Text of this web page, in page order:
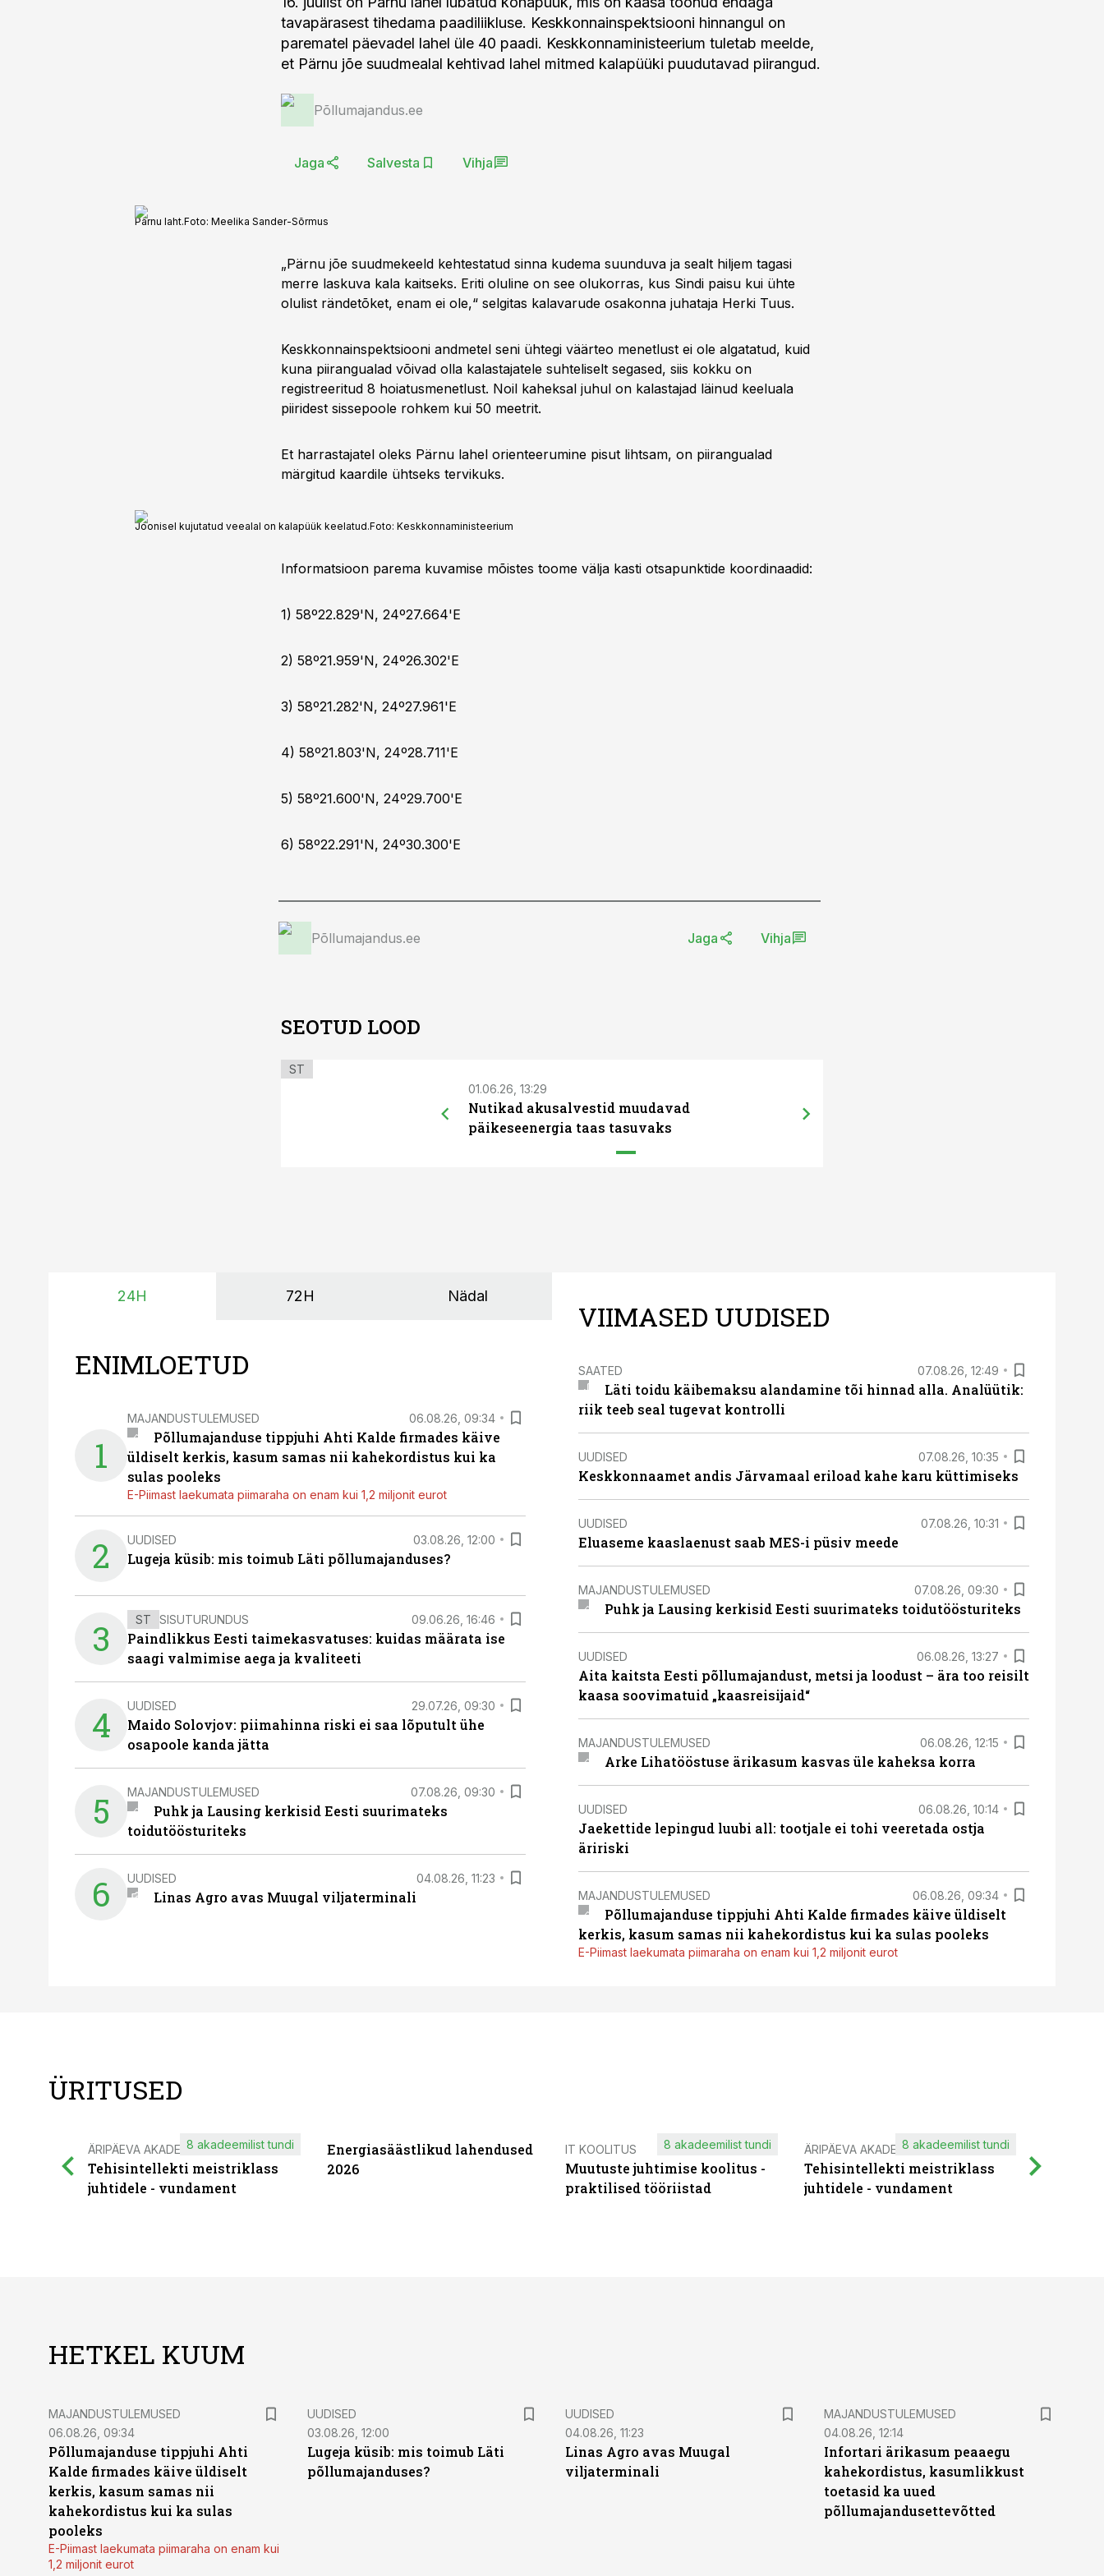
tavapärasest tihedama paadiliikluse. Keskkonnainspektsiooni hinnangul on
parematel päevadel lahel üle 40 paadi. Keskkonnaministeerium tuletab meelde,
et Pärnu jõe suudmealal kehtivad lahel mitmed kalapüüki puudutavad piirangud.
Põllumajandus.ee
Jaga Salvesta Vihja
Pärnu laht.Foto: Meelika Sander-Sõrmus
„Pärnu jõe suudmekeeld kehtestatud sinna kudema suunduva ja sealt hiljem tagasi
merre laskuva kala kaitseks. Eriti oluline on see olukorras, kus Sindi paisu kui ühte
olulist rändetõket, enam ei ole,“ selgitas kalavarude osakonna juhataja Herki Tuus.
Keskkonnainspektsiooni andmetel seni ühtegi väärteo menetlust ei ole algatatud, kuid
kuna piirangualad võivad olla kalastajatele suhteliselt segased, siis kokku on
registreeritud 8 hoiatusmenetlust. Noil kaheksal juhul on kalastajad läinud keeluala
piiridest sissepoole rohkem kui 50 meetrit.
Et harrastajatel oleks Pärnu lahel orienteerumine pisut lihtsam, on piirangualad
märgitud kaardile ühtseks tervikuks.
Joonisel kujutatud veealal on kalapüük keelatud.Foto: Keskkonnaministeerium
Informatsioon parema kuvamise mõistes toome välja kasti otsapunktide koordinaadid:
1) 58º22.829'N, 24º27.664'E
2) 58º21.959'N, 24º26.302'E
3) 58º21.282'N, 24º27.961'E
4) 58º21.803'N, 24º28.711'E
5) 58º21.600'N, 24º29.700'E
6) 58º22.291'N, 24º30.300'E
Põllumajandus.ee Jaga Vihja
SEOTUD LOOD
ST
01.06.26, 13:29
Nutikad akusalvestid muudavad
päikeseenergia taas tasuvaks
24H 72H Nädal
ENIMLOETUD
1
MAJANDUSTULEMUSED 06.08.26, 09:34
Põllumajanduse tippjuhi Ahti Kalde firmades käive
üldiselt kerkis, kasum samas nii kahekordistus kui ka
sulas pooleks
E-Piimast laekumata piimaraha on enam kui 1,2 miljonit eurot
2 UUDISED 03.08.26, 12:00
Lugeja küsib: mis toimub Läti põllumajanduses?
3 ST SISUTURUNDUS 09.06.26, 16:46
Paindlikkus Eesti taimekasvatuses: kuidas määrata ise
saagi valmimise aega ja kvaliteeti
4 UUDISED 29.07.26, 09:30
Maido Solovjov: piimahinna riski ei saa lõputult ühe
osapoole kanda jätta
5 MAJANDUSTULEMUSED 07.08.26, 09:30
Puhk ja Lausing kerkisid Eesti suurimateks
toidutöösturiteks
6 UUDISED 04.08.26, 11:23
Linas Agro avas Muugal viljaterminali
VIIMASED UUDISED
SAATED 07.08.26, 12:49
Läti toidu käibemaksu alandamine tõi hinnad alla. Analüütik:
riik teeb seal tugevat kontrolli
UUDISED 07.08.26, 10:35
Keskkonnaamet andis Järvamaal eriload kahe karu küttimiseks
UUDISED 07.08.26, 10:31
Eluaseme kaaslaenust saab MES-i püsiv meede
MAJANDUSTULEMUSED 07.08.26, 09:30
Puhk ja Lausing kerkisid Eesti suurimateks toidutöösturiteks
UUDISED 06.08.26, 13:27
Aita kaitsta Eesti põllumajandust, metsi ja loodust – ära too reisilt
kaasa soovimatuid „kaasreisijaid“
MAJANDUSTULEMUSED 06.08.26, 12:15
Arke Lihatööstuse ärikasum kasvas üle kaheksa korra
UUDISED 06.08.26, 10:14
Jaekettide lepingud luubi all: tootjale ei tohi veeretada ostja
äririski
MAJANDUSTULEMUSED 06.08.26, 09:34
Põllumajanduse tippjuhi Ahti Kalde firmades käive üldiselt
kerkis, kasum samas nii kahekordistus kui ka sulas pooleks
E-Piimast laekumata piimaraha on enam kui 1,2 miljonit eurot
ÜRITUSED
ÄRIPÄEVA AKADEEMIA
Tehisintellekti meistriklass
juhtidele - vundament
8 akadeemilist tundi
Energiasäästlikud lahendused
2026
IT KOOLITUS
Muutuste juhtimise koolitus -
praktilised tööriistad
8 akadeemilist tundi ÄRIPÄEVA AKADEEMIA
Tehisintellekti meistriklass
juhtidele - vundament
8 akadeemilist tundi
HETKEL KUUM
MAJANDUSTULEMUSED
06.08.26, 09:34
Põllumajanduse tippjuhi Ahti
Kalde firmades käive üldiselt
kerkis, kasum samas nii
kahekordistus kui ka sulas
pooleks
E-Piimast laekumata piimaraha on enam kui
1,2 miljonit eurot
UUDISED
03.08.26, 12:00
Lugeja küsib: mis toimub Läti
põllumajanduses?
UUDISED
04.08.26, 11:23
Linas Agro avas Muugal
viljaterminali
MAJANDUSTULEMUSED
04.08.26, 12:14
Infortari ärikasum peaaegu
kahekordistus, kasumlikkust
toetasid ka uued
põllumajandusettevõtted